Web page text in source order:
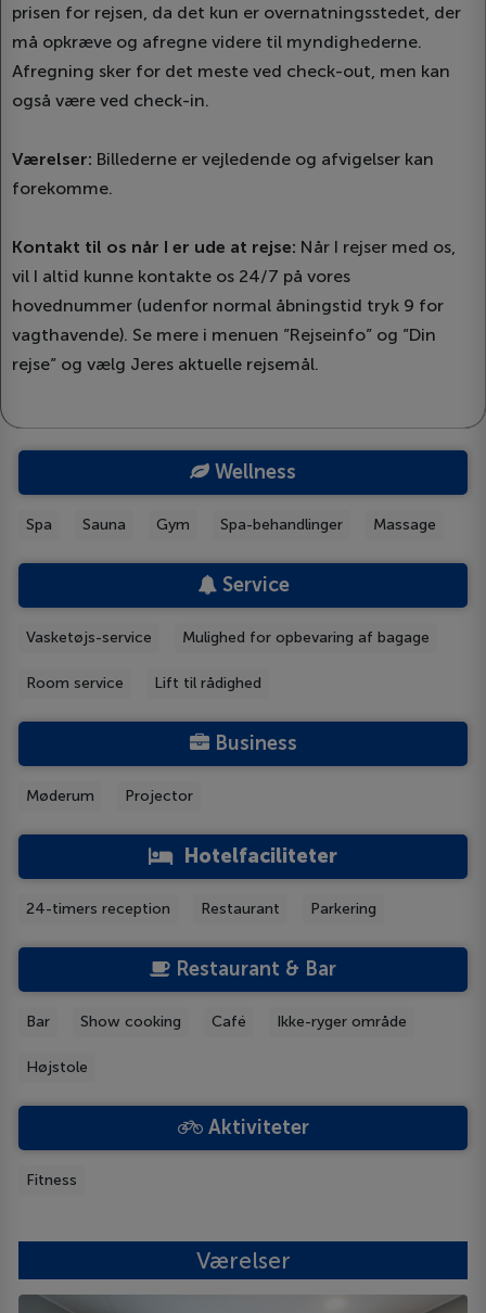
prisen for rejsen, da det kun er overnatningsstedet, der
må opkræve og afregne videre til myndighederne.
Afregning sker for det meste ved check-out, men kan
også være ved check-in.
Værelser: Billederne er vejledende og afvigelser kan
forekomme.
Kontakt til os når I er ude at rejse: Når I rejser med os,
vil I altid kunne kontakte os 24/7 på vores
hovednummer (udenfor normal åbningstid tryk 9 for
vagthavende). Se mere i menuen ”Rejseinfo” og ”Din
rejse” og vælg Jeres aktuelle rejsemål.
Wellness
Spa Sauna Gym Spa-behandlinger Massage
Service
Vasketøjs-service Mulighed for opbevaring af bagage
Room service Lift til rådighed
Business
Møderum Projector
Hotelfaciliteter
24-timers reception Restaurant Parkering
Restaurant & Bar
Bar Show cooking Café Ikke-ryger område
Højstole
Aktiviteter
Fitness
Værelser